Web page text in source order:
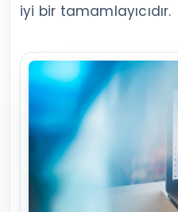
iyi bir tamamlayıcıdır.